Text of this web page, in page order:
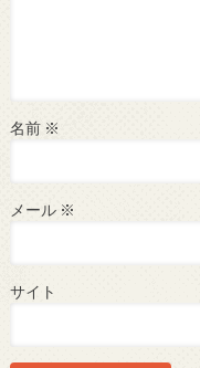
名前 ※
メール ※
サイト